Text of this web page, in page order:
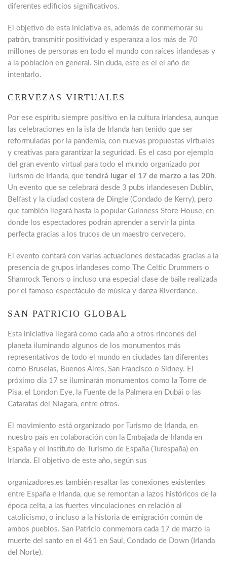
diferentes edificios significativos.
El objetivo de esta iniciativa es, además de conmemorar su
patrón, transmitir positividad y esperanza a los más de 70
millones de personas en todo el mundo con raíces irlandesas y
a la población en general. Sin duda, este es el el año de
intentarlo.
CERVEZAS VIRTUALES
Por ese espíritu siempre positivo en la cultura irlandesa, aunque
las celebraciones en la isla de Irlanda han tenido que ser
reformuladas por la pandemia, con nuevas propuestas virtuales
y creativas para garantizar la seguridad. Es el caso por ejemplo
del gran evento virtual para todo el mundo organizado por
Turismo de Irlanda, que tendrá lugar el 17 de marzo a las 20h.
Un evento que se celebrará desde 3 pubs irlandesesen Dublín,
Belfast y la ciudad costera de Dingle (Condado de Kerry), pero
que también llegará hasta la popular Guinness Store House, en
donde los espectadores podrán aprender a servir la pinta
perfecta gracias a los trucos de un maestro cervecero.
El evento contará con varias actuaciones destacadas gracias a la
presencia de grupos irlandeses como The Celtic Drummers o
Shamrock Tenors o incluso una especial clase de baile realizada
por el famoso espectáculo de música y danza Riverdance.
SAN PATRICIO GLOBAL
Esta iniciativa llegará como cada año a otros rincones del
planeta iluminando algunos de los monumentos más
representativos de todo el mundo en ciudades tan diferentes
como Bruselas, Buenos Aires, San Francisco o Sidney. El
próximo día 17 se iluminarán monumentos como la Torre de
Pisa, el London Eye, la Fuente de la Palmera en Dubái o las
Cataratas del Niagara, entre otros.
El movimiento está organizado por Turismo de Irlanda, en
nuestro país en colaboración con la Embajada de Irlanda en
España y el Instituto de Turismo de España (Turespaña) en
Irlanda. El objetivo de este año, según sus
organizadores,es también resaltar las conexiones existentes
entre España e Irlanda, que se remontan a lazos históricos de la
época celta, a las fuertes vinculaciones en relación al
catolicismo, o incluso a la historia de emigración común de
ambos pueblos. San Patricio conmemora cada 17 de marzo la
muerte del santo en el 461 en Saul, Condado de Down (Irlanda
del Norte).